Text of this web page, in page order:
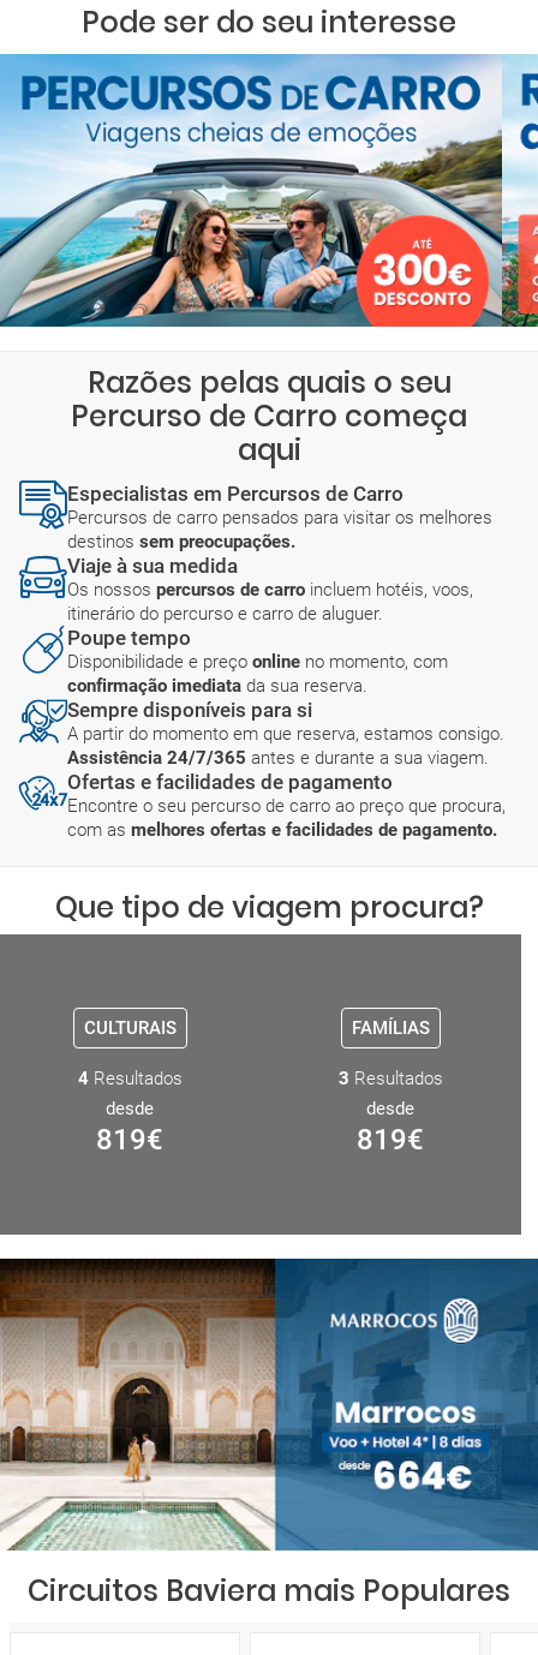
Pode ser do seu interesse
Razões pelas quais o seu
Percurso de Carro começa
aqui
Especialistas em Percursos de Carro
Percursos de carro pensados para visitar os melhores
destinos sem preocupações.
Viaje à sua medida
Os nossos percursos de carro incluem hotéis, voos,
itinerário do percurso e carro de aluguer.
Poupe tempo
Disponibilidade e preço online no momento, com
confirmação imediata da sua reserva.
Sempre disponíveis para si
A partir do momento em que reserva, estamos consigo.
Assistência 24/7/365 antes e durante a sua viagem.
Ofertas e facilidades de pagamento
Encontre o seu percurso de carro ao preço que procura,
com as melhores ofertas e facilidades de pagamento.
Que tipo de viagem procura?
CULTURAIS
4Resultados
desde
819€
FAMÍLIAS
3 Resultados
desde
819€
Circuitos Baviera mais Populares